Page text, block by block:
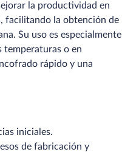
la productividad en
facilitando la obtención de
Su uso es especialmente
temperaturas o en
rápido y una
iniciales.
de fabricación y